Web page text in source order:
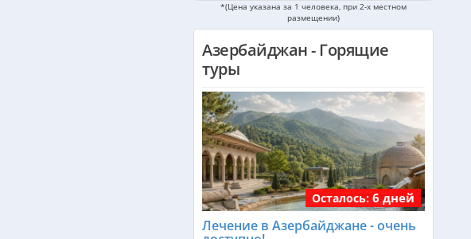
Мальдивы из Алматы
от 581 000 тг.
ОАЭ из Алматы
от 253 000 тг.
Кипр из Алматы
от 341 000 тг.
Шри-Ланка из Алматы
*(Цена указана за 1 человека, при 2-х местном
размещении)
Азербайджан - Горящие
туры
Осталось: 6 дней
Лечение в Азербайджане - очень